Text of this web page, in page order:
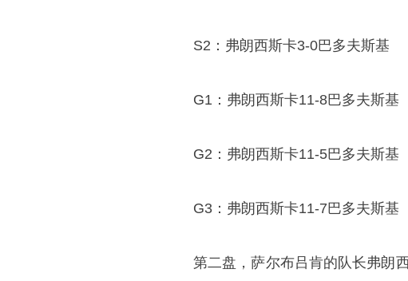
S2： 弗朗西斯卡3-0巴多夫斯基
G1：弗朗西斯卡11-8巴多夫斯基
G2：弗朗西斯卡11-5巴多夫斯基
G3：弗朗西斯卡11-7巴多夫斯基
第二盘，萨尔布吕肯的队长弗朗